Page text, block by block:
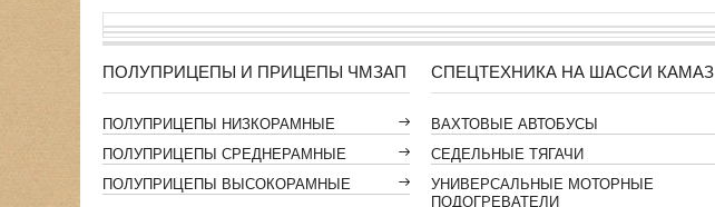
ПОЛУПРИЦЕПЫ И ПРИЦЕПЫ ЧМЗАП
ПОЛУПРИЦЕПЫ НИЗКОРАМНЫЕ
ПОЛУПРИЦЕПЫ СРЕДНЕРАМНЫЕ
ПОЛУПРИЦЕПЫ ВЫСОКОРАМНЫЕ
СПЕЦТЕХНИКА НА ШАССИ КАМАЗ
ВАХТОВЫЕ АВТОБУСЫ
СЕДЕЛЬНЫЕ ТЯГАЧИ
УНИВЕРСАЛЬНЫЕ МОТОРНЫЕ
ПОДОГРЕВАТЕЛИ